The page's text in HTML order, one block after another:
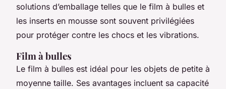
solutions d’emballage telles que le film à bulles et
les inserts en mousse sont souvent privilégiées
pour protéger contre les chocs et les vibrations.
Film à bulles
Le film à bulles est idéal pour les objets de petite à
moyenne taille. Ses avantages incluent sa capacité